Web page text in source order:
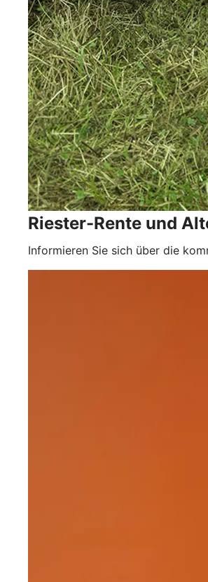
Riester-Rente und
Informieren Sie sich über die